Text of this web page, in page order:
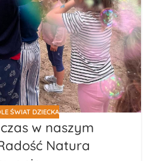
ŚWIAT DZIECKA
w naszym
Natura